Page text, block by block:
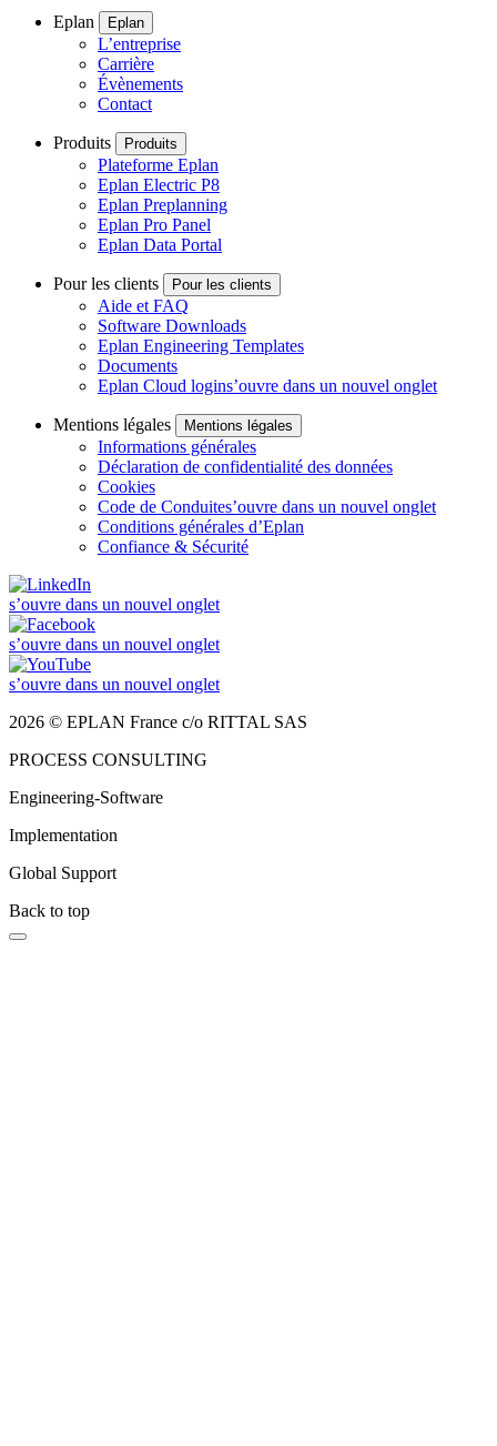
Eplan Eplan
L’entreprise
Carrière
Évènements
Contact
Produits Produits
Plateforme Eplan
Eplan Electric P8
Eplan Preplanning
Eplan Pro Panel
Eplan Data Portal
Pour les clients Pour les clients
Aide et FAQ
Software Downloads
Eplan Engineering Templates
Documents
Eplan Cloud logins’ouvre dans un nouvel onglet
Mentions légales Mentions légales
Informations générales
Déclaration de confidentialité des données
Cookies
Code de Conduites’ouvre dans un nouvel onglet
Conditions générales d’Eplan
Confiance & Sécurité
s’ouvre dans un nouvel onglet
s’ouvre dans un nouvel onglet
s’ouvre dans un nouvel onglet
2026 © EPLAN France c/o RITTAL SAS
PROCESS CONSULTING
Engineering-Software
Implementation
Global Support
Back to top